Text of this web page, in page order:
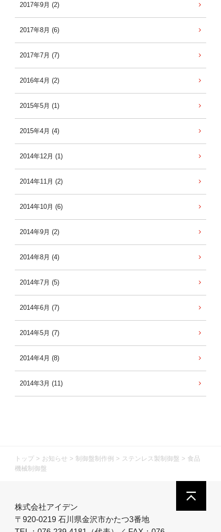
2017年9月 (2)
2017年8月 (6)
2017年7月 (7)
2016年4月 (2)
2015年5月 (1)
2015年4月 (4)
2014年12月 (1)
2014年11月 (2)
2014年10月 (6)
2014年9月 (2)
2014年8月 (4)
2014年7月 (5)
2014年6月 (7)
2014年5月 (7)
2014年4月 (8)
2014年3月 (11)
トップ > お知らせ > 制御盤制作例 > ステンレス製制御盤 > 食品
機械制御盤
株式会社アイデン
〒920-0219 石川県金沢市かたつ3番地